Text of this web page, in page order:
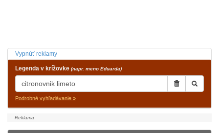
Vypnúť reklamy
Legenda v krížovke (napr. meno Eduarda)
Podrobné vyhľadávanie »